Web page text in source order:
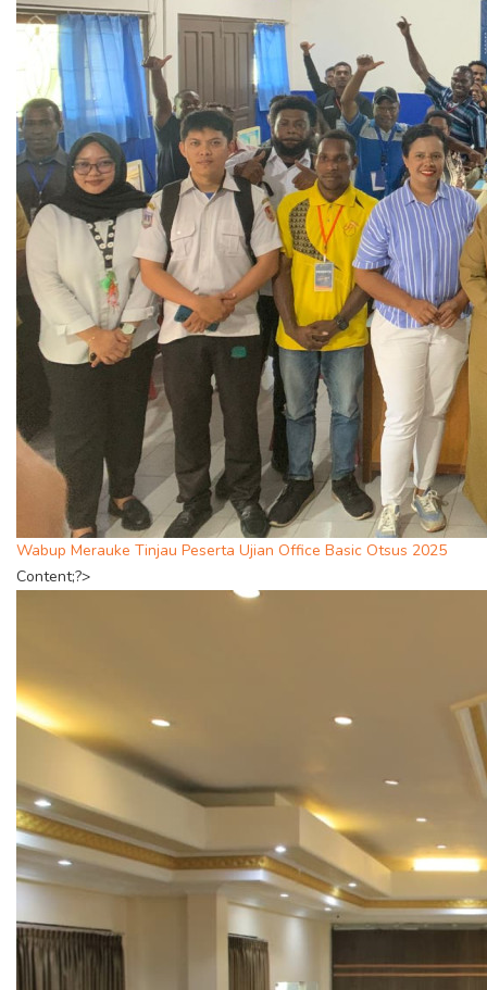
Wabup Merauke Tinjau Peserta Ujian Office Basic Otsus 2025
Content;?>